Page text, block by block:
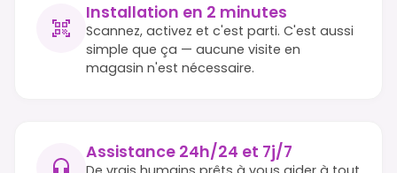
Installation en 2 minutes
Scannez, activez et c'est parti. C'est aussi
simple que ça — aucune visite en
magasin n'est nécessaire.
Assistance 24h/24 et 7j/7